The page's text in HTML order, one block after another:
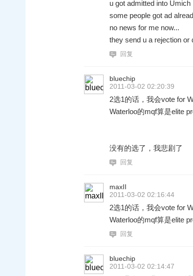
u got admitted into Umich
some people got ad
no news for me now...
they send u a rejection or
回复
bluechip
2011-03-02 02:20:39
2选1的话，我会vote for
Waterloo的mqf算是elite
没有的选了，我悲剧了
回复
maxII
2011-03-02 02:16:44
2选1的话，我会vote for
Waterloo的mqf算是elite
回复
bluechip
2011-03-02 02:14:47